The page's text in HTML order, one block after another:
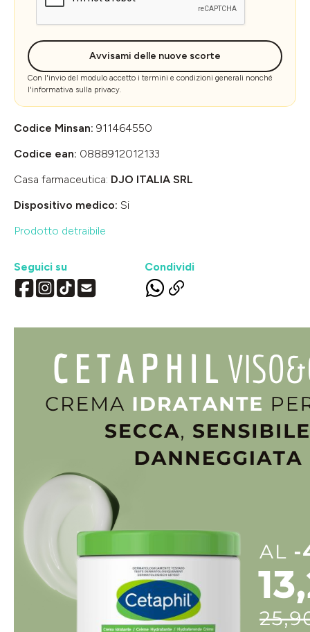
Avvisami delle nuove scorte
Con l'invio del modulo accetto i termini e condizioni generali nonché
l'informativa sulla privacy.
Codice Minsan: 911464550
Codice ean: 0888912012133
Casa farmaceutica: DJO ITALIA SRL
Dispositivo medico: Si
Prodotto detraibile
Seguici su Condividi